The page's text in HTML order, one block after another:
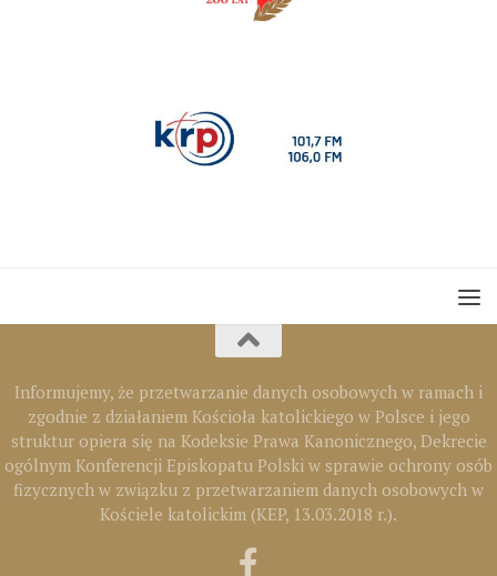
Informujemy, że przetwarzanie danych osobowych w ramach i
zgodnie z działaniem Kościoła katolickiego w Polsce i jego
struktur opiera się na Kodeksie Prawa Kanonicznego, Dekrecie
ogólnym Konferencji Episkopatu Polski w sprawie ochrony osób
fizycznych w związku z przetwarzaniem danych osobowych w
Kościele katolickim (KEP, 13.03.2018 r.).